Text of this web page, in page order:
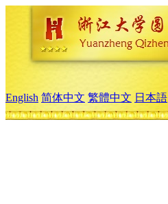
English 简体中文 繁體中文 日本語